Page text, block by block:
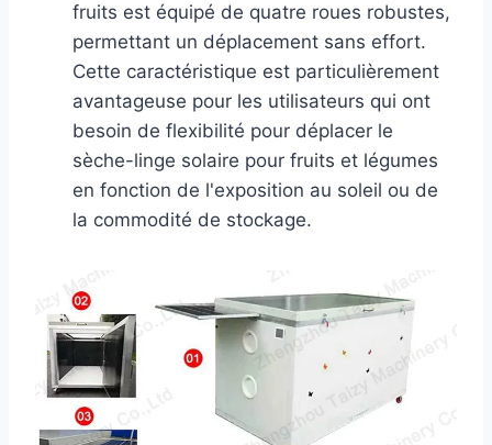
fruits est équipé de quatre roues robustes,
permettant un déplacement sans effort.
Cette caractéristique est particulièrement
avantageuse pour les utilisateurs qui ont
besoin de flexibilité pour déplacer le
sèche-linge solaire pour fruits et légumes
en fonction de l'exposition au soleil ou de
la commodité de stockage.